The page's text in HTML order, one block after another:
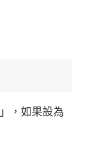
」，如果設為